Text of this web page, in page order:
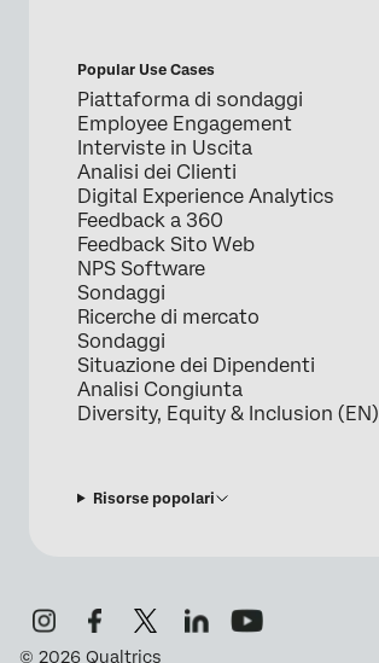
Popular Use Cases
Piattaforma di sondaggi
Employee Engagement
Interviste in Uscita
Analisi dei Clienti
Digital Experience Analytics
Feedback a 360
Feedback Sito Web
NPS Software
Sondaggi
Ricerche di mercato
Sondaggi
Situazione dei Dipendenti
Analisi Congiunta
Diversity, Equity & Inclusion (EN)
Risorse popolari
© 2026 Qualtrics